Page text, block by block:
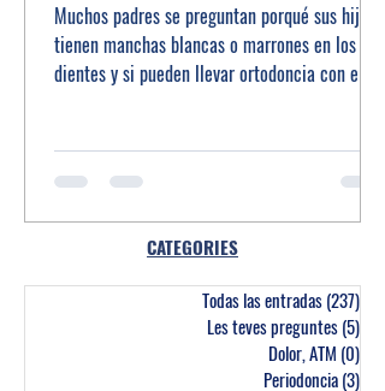
Muchos padres se preguntan porqué sus hijos
tienen manchas blancas o marrones en los
dientes y si pueden llevar ortodoncia con ellas.
CATEGORIES
Todas las entradas(237)
Les teves preguntes(5)
Dolor, ATM (0)
Periodoncia(3)